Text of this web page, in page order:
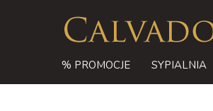
% PROMOCJE SYPIALNIA